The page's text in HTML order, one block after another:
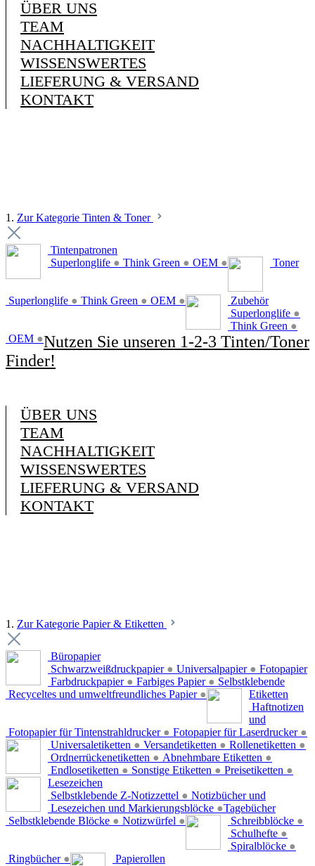
ÜBER UNS
TEAM
NACHHALTIGKEIT
WISSENSWERTES
LIEFERUNG & VERSAND
KONTAKT
1. Zur Kategorie Tinten & Toner
Tintenpatronen
Superlonglife ● Think Green ● OEM ● Toner
Superlonglife ● Think Green ● OEM ●
Zubehör
Superlonglife ●
Think Green ●
OEM ●Nutzen Sie unseren 1-2-3 Tinten/Toner
Finder!
ÜBER UNS
TEAM
NACHHALTIGKEIT
WISSENSWERTES
LIEFERUNG & VERSAND
KONTAKT
1. Zur Kategorie Papier & Etiketten
Büropapier
Schwarzweißdruckpapier ● Universalpapier ●
Farbdruckpapier ● Farbiges Papier ●
Recyceltes und umweltfreundliches Papier ●
Fotopapier
Fotopapier für Tintenstrahldrucker ● Fotopapier für Laserdrucker ●
Selbstklebende
Etiketten
Universaletiketten ● Versandetiketten ● Rollenetiketten ●
Ordnerrückenetiketten ● Abnehmbare Etiketten ●
Endlosetiketten ● Sonstige Etiketten ● Preisetiketten ●
Haftnotizen
und
Lesezeichen
Selbstklebende Z-Notizzettel ●
Lesezeichen und Markierungsblöcke ●
Selbstklebende Blöcke ● Notizwürfel ●
Notizbücher und
Tagebücher
Schreibblöcke ●
Schulhefte ●
Spiralblöcke ●
Ringbücher ●
Papierollen